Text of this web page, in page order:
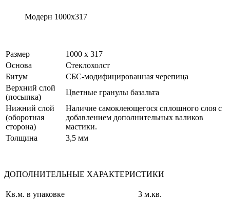
Модерн 1000х317
Размер
1000 х 317
Основа
Стеклохолст
Битум
СБС-модифицированная черепица
Верхний слой
(посыпка)
Цветные гранулы базальта
Нижний слой
(оборотная
сторона)
Наличие самоклеющегося сплошного слоя с
добавлением дополнительных валиков
мастики.
Толщина
3,5 мм
ДОПОЛНИТЕЛЬНЫЕ ХАРАКТЕРИСТИКИ
Кв.м. в упаковке
3 м.кв.